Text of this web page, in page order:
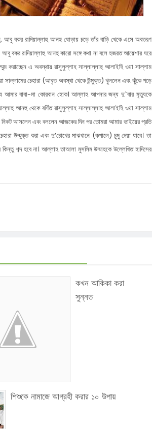
আবু বকর রাদিয়াল্লাহু আনহু ঘোড়ায় চড়ে তাঁর বাড়ি থেকে এসে অবতরণ
বকর রাদিয়াল্লাহু আনহু কারো সঙ্গে কথা না বলে হজরত আয়েশার ঘরে
করাচ্ছেন এ অবস্থায় রাসুলুল্লাহ সাল্লাল্লাহু আলাইহি ওয়া সাল্লাম
সাল্লামের চেহারা (আবৃত অবস্থা থেকে উন্মুক্ত) খুললেন এবং ঝুঁকে পড়ে
আমার বাবা-মা কোরবান হোক। আল্লাহ আপনার জন্য দু`বার মৃত্যুকে
আনহু থেকে বর্ণিত রাসুলুল্লাহ সাল্লাল্লাহু আলাইহি ওয়া সাল্লাম
নিকট আসলেন এবং বললেন আজকের দিন পর তোমরা আমার ভাইয়ের প্রতি
উম্মুক্ত করা এবং দু’চোখের মাঝখানে (কপালে) চুমু দেয়া যাবে। তা
কিন্তু শব্দ হবে না। আল্লাহ তাআলা মুসলিম উম্মাহকে উল্লেখিত হাদিসের
কখন আকিকা করা
সুন্নত
শিশুকে নামাজে আগ্রহী করার ১০ উপায়